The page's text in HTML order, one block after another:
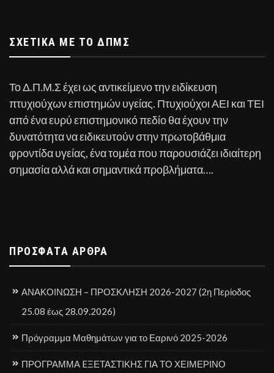
ΣΧΕΤΙΚΆ ΜΕ ΤΟ ΔΠΜΣ
Το Δ.Π.Μ.Σ έχει ως αντικείμενο την ειδίκευση
πτυχιούχων επιστημών υγείας. Πτυχιούχοι ΑΕΙ και ΤΕΙ
από ένα ευρύ επιστημονικό πεδίο θα έχουν την
δυνατότητα να ειδικευτούν στην πρωτοβάθμια
φροντίδα υγείας, ένα τομέα που παρουσιάζει ιδιαίτερη
σημασία αλλά και σημαντικά προβλήματα….
ΠΡΌΣΦΑΤΑ ΆΡΘΡΑ
ΑΝΑΚΟΙΝΩΣΗ – ΠΡΟΣΚΛΗΣΗ 2026-2027 (2η Περίοδος
25.08 έως 28.09.2026)
Πρόγραμμα Μαθημάτων για το Εαρινό 2025-2026
ΠΡΟΓΡΑΜΜΑ EΞΕΤΑΣΤΙΚΗΣ ΓΙΑ ΤΟ ΧΕΙΜΕΡΙΝΟ